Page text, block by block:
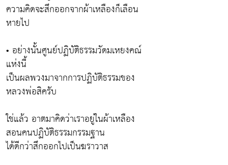
ความคิดจะสึกออกจากผ้าเหลืองก็เลือน
หายไป
• อย่างนั้นศูนย์ปฏิบัติธรรมวัดมเหยงคณ์
แห่งนี้
เป็นผลพวงมาจากการปฏิบัติธรรมของ
หลวงพ่อสิครับ
ใช่แล้ว อาตมาคิดว่าเราอยู่ในผ้าเหลือง
สอนคนปฏิบัติธรรมกรรมฐาน
ได้ดีกว่าสึกออกไปเป็นฆราวาส